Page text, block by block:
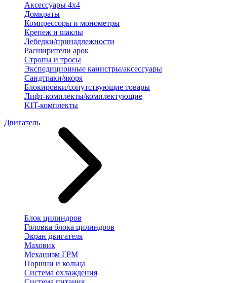
Аксессуары 4х4
Домкраты
Компрессоры и монометры
Крепеж и шаклы
Лебедки/принадлежности
Расширители арок
Стропы и тросы
Экспедиционные канистры/аксессуары
Сандтраки/якоря
Блокировки/сопутствующие товары
Лифт-комплекты/комплектующие
KIT-комплекты
Двигатель
Блок цилиндров
Головка блока цилиндров
Экран двигателя
Маховик
Механизм ГРМ
Поршни и кольца
Система охлаждения